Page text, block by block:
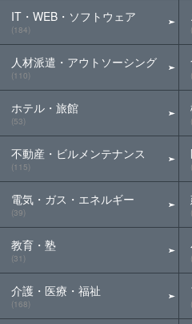
IT・WEB・ソフトウェア
(184)
人材派遣・アウトソーシング
(110)
ホテル・旅館
(53)
不動産・ビルメンテナンス
(115)
電気・ガス・エネルギー
(39)
教育・塾
(31)
介護・医療・福祉
(168)